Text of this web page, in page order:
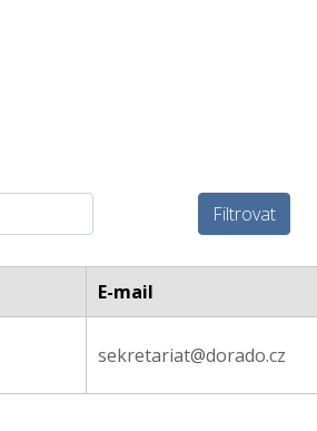
Filtrovat
E-mail
sekretariat@dorado.cz